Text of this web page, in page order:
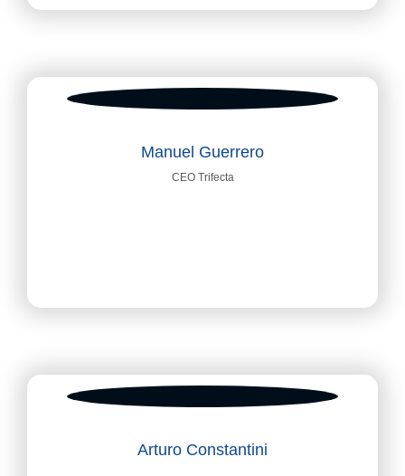
Manuel Guerrero
CEO Trifecta
Arturo Constantini